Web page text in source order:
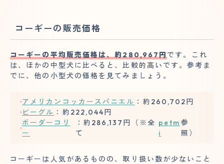
コーギーの販売価格
コーギーの平均販売価格は、約280,967円 です。これ
は、ほかの中型犬に比べると、比較的高いです。参考ま
でに、他の小型犬の価格を見てみましょう。
アメリカンコッカースパニエル ：約260,702円
ビーグル ：約222,044円
ボーダーコリ
ー
：約286,137円（※全
て
petm
i
参
照）
コーギーは人気があるものの、取り扱い数が少ないこと